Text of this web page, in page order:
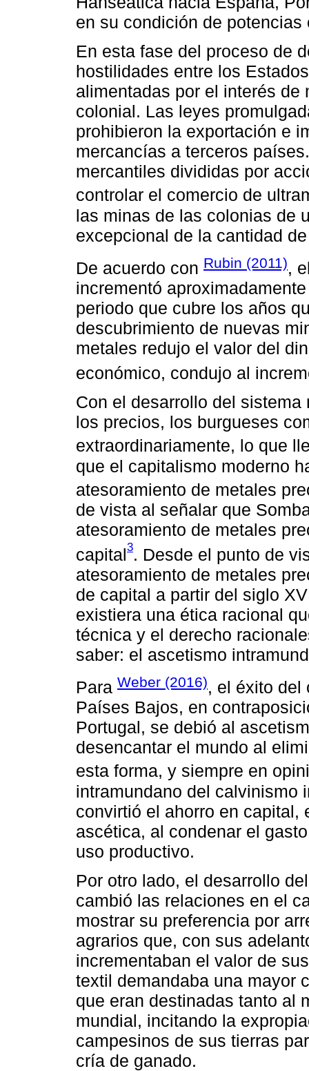
en su condición de
En esta fase del proceso de
hostilidades entre los
alimentadas por el interés
colonial. Las leyes
prohibieron la exportación e
mercancías a terceros
mercantiles divididas por
controlar el comercio de
las minas de las colonias de
excepcional de la cantidad
De acuerdo con Rubin (2011),
incrementó
periodo que cubre los años
descubrimiento de nuevas
metales redujo el valor del
económico, condujo al
Con el desarrollo del
los precios, los burgueses
extraordinariamente, lo que
que el capitalismo moderno
atesoramiento de metales
de vista al señalar que
atesoramiento de metales
capital3. Desde el punto de
atesoramiento de metales
de capital a partir del siglo
existiera una ética racional
técnica y el derecho
saber: el ascetismo
Para Weber (2016), el éxito del
Países Bajos, en
Portugal, se debió al
desencantar el mundo al
esta forma, y siempre en
intramundano del calvinismo
convirtió el ahorro en capital,
ascética, al condenar el
uso productivo.
Por otro lado, el desarrollo
cambió las relaciones en el
mostrar su preferencia por
agrarios que, con sus
incrementaban el valor de
textil demandaba una mayor
que eran destinadas tanto al
mundial, incitando la
campesinos de sus tierras
cría de ganado.